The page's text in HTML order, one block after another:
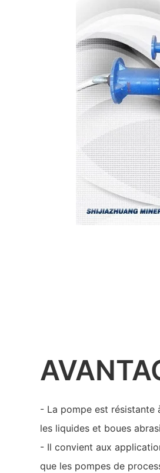
- La pompe est
les liquides et boues
- Il convient aux
que les pompes de